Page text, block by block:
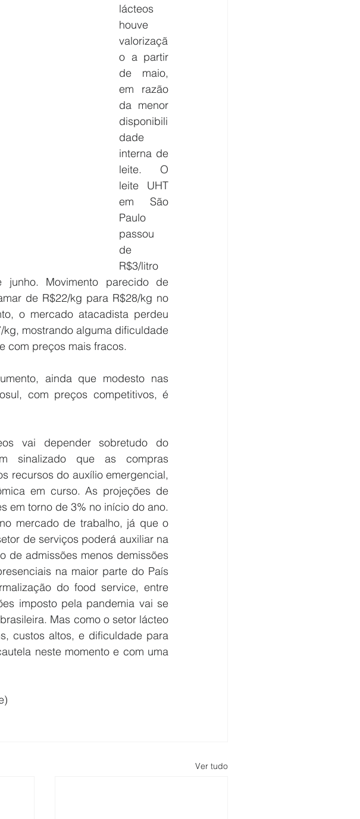
lácteos
houve
valorizaçã
o a partir
de maio,
em razão
da menor
disponibili
dade
interna de
leite. O
leite UHT
em São
Paulo
passou
de
R$3/litro
Movimento parecido de
de R$22/kg para R$28/kg no
o mercado atacadista perdeu
kg, mostrando alguma dificuldade
com preços mais fracos.
ainda que modesto nas
com preços competitivos, é
vai depender sobretudo do
sinalizado que as compras
recursos do auxílio emergencial,
em curso. As projeções de
em torno de 3% no início do ano.
mercado de trabalho, já que o
de serviços poderá auxiliar na
de admissões menos demissões
na maior parte do País
do food service, entre
imposto pela pandemia vai se
Mas como o setor lácteo
custos altos, e dificuldade para
neste momento e com uma
Ver tudo